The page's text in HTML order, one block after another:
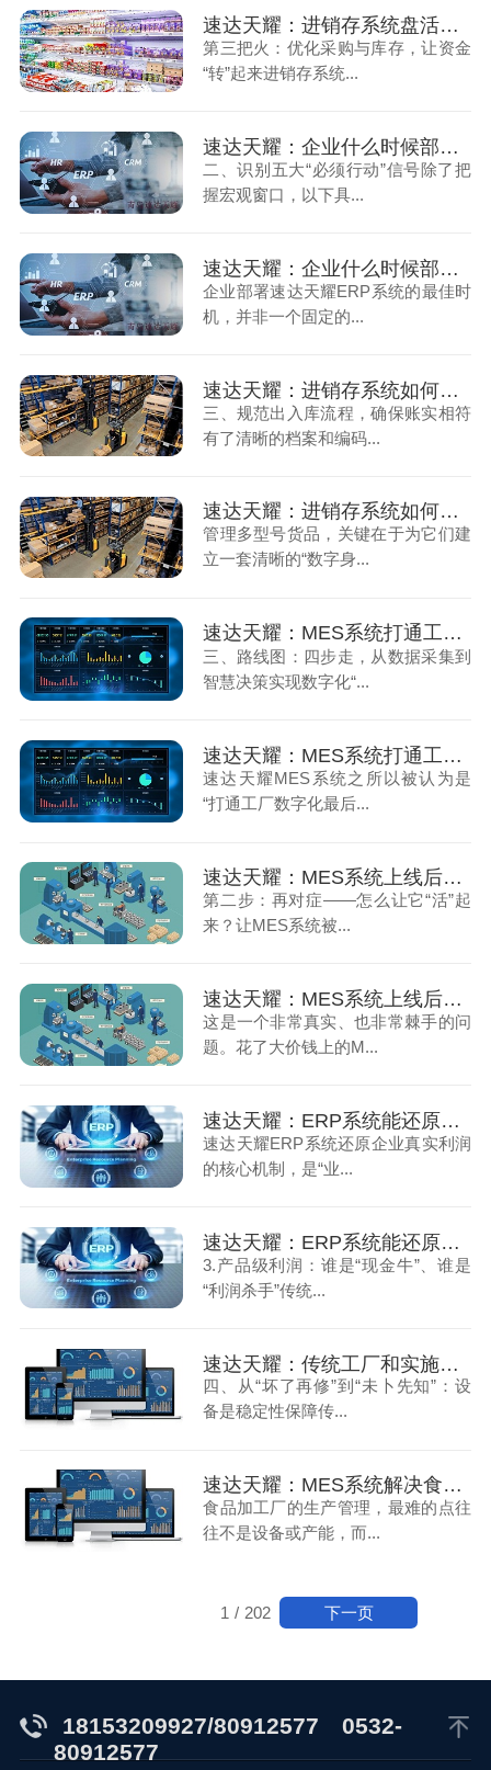
速达天耀：进销存系统盘活小微企业的流动资金（下）
第三把火：优化采购与库存，让资金
“转”起来进销存系统...
速达天耀：企业什么时候部署ERP系统最合适（下）
二、识别五大“必须行动”信号除了把
握宏观窗口，以下具...
速达天耀：企业什么时候部署ERP系统最合适（上）
企业部署速达天耀ERP系统的最佳时
机，并非一个固定的...
速达天耀：进销存系统如何管理多型号的货品（下）
三、规范出入库流程，确保账实相符
有了清晰的档案和编码...
速达天耀：进销存系统如何管理多型号的货品（上）
管理多型号货品，关键在于为它们建
立一套清晰的“数字身...
速达天耀：MES系统打通工厂数字化最后一步（下）
三、路线图：四步走，从数据采集到
智慧决策实现数字化“...
速达天耀：MES系统打通工厂数字化最后一步（上）
速达天耀MES系统之所以被认为是
“打通工厂数字化最后...
速达天耀：MES系统上线后却没人用怎么办（下）
第二步：再对症——怎么让它“活”起
来？让MES系统被...
速达天耀：MES系统上线后却没人用怎么办（上）
这是一个非常真实、也非常棘手的问
题。花了大价钱上的M...
速达天耀：ERP系统能还原企业的真实利润（上）
速达天耀ERP系统还原企业真实利润
的核心机制，是“业...
速达天耀：ERP系统能还原企业的真实利润（下）
3.产品级利润：谁是“现金牛”、谁是
“利润杀手”传统...
速达天耀：传统工厂和实施了MES系统的工厂差在哪里（下）
四、从“坏了再修”到“未卜先知”：设
备是稳定性保障传...
速达天耀：MES系统解决食品加工厂的生产管理难题（上）
食品加工厂的生产管理，最难的点往
往不是设备或产能，而...
1 / 202 下一页
18153209927/80912577
0532-
80912577